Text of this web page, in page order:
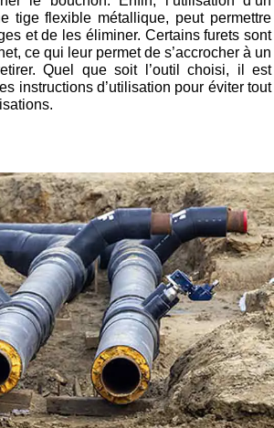
tige flexible métallique, peut permettre
et de les éliminer. Certains furets sont
ce qui leur permet de s’accrocher à un
Quel que soit l’outil choisi, il est
instructions d’utilisation pour éviter tout